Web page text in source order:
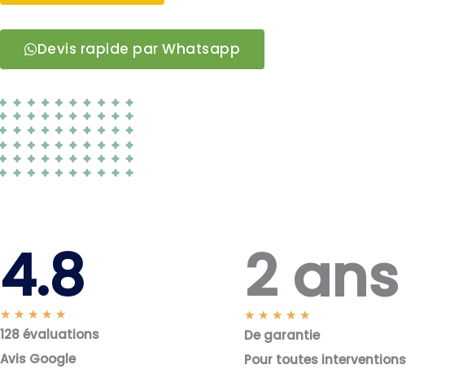
Devis rapide par Whatsapp
4.8
★ ★ ★ ★ ★
o
t
128 évaluations
Avis Google
2 ans
★ ★ ★ ★ ★
o
De garantie
Pour toutes interventions